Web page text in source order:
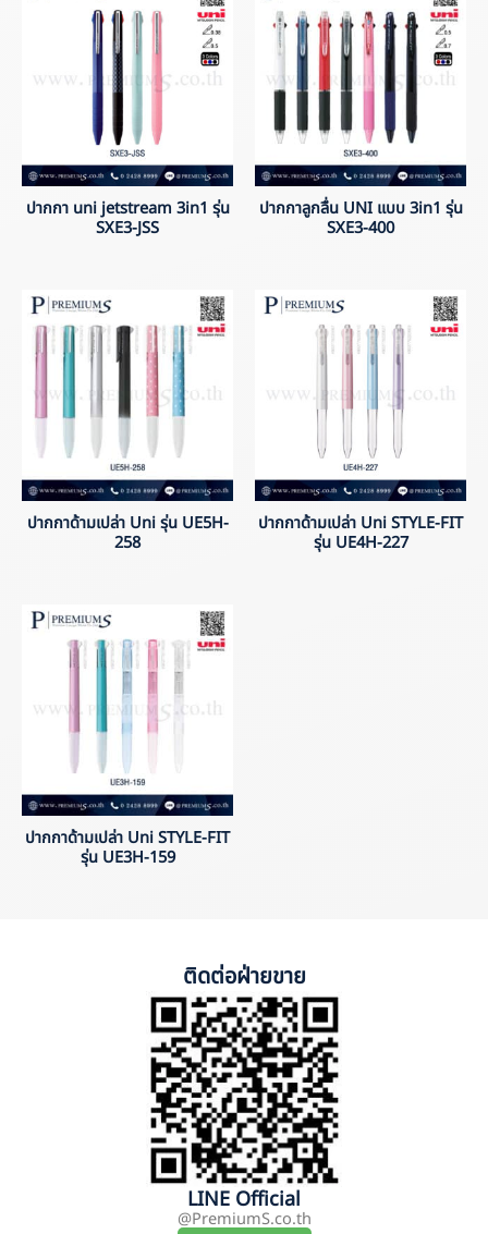
ปากกา uni jetstream 3in1 รุ่น
SXE3-JSS
ปากกาลูกลื่น UNI แบบ 3in1 รุ่น
SXE3-400
ปากกาด้ามเปล่า Uni รุ่น UE5H-
258
ปากกาด้ามเปล่า Uni STYLE-FIT
รุ่น UE4H-227
ปากกาด้ามเปล่า Uni STYLE-FIT
รุ่น UE3H-159
ติดต่อฝ่ายขาย
LINE Official
@PremiumS.co.th